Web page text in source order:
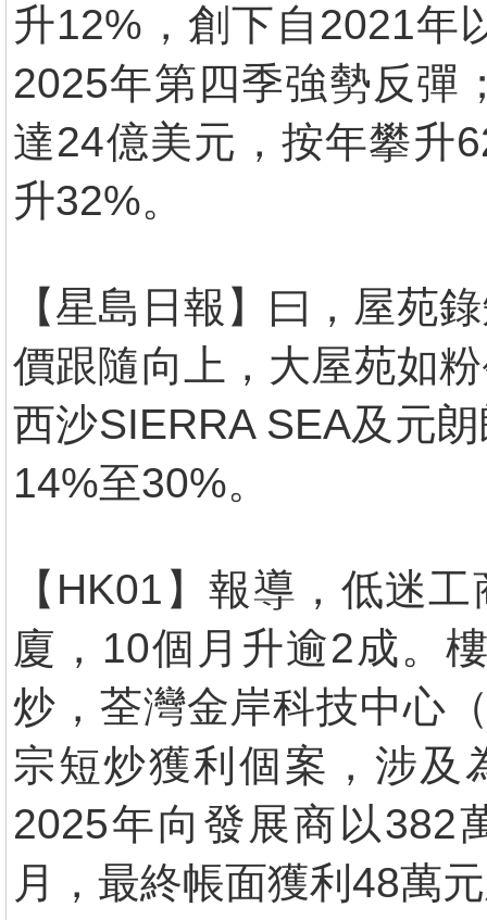
升12%，創下自2021年
2025年第四季強勢反彈
達24億美元，按年攀升
升32%。
【星島日報】曰，屋苑
價跟隨向上，大屋苑如
西沙SIERRA SEA及元
14%至30%。
【HK01】報導，低迷
廈，10個月升逾2成。
炒，荃灣金岸科技中心
宗短炒獲利個案，涉及
2025年向發展商以382
月，最終帳面獲利48萬